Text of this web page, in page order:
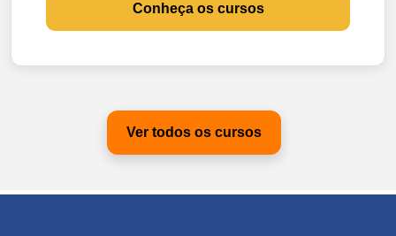
Conheça os cursos
Ver todos os cursos